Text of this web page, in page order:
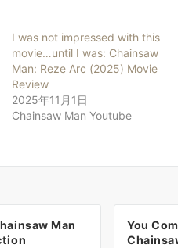
I was not impressed with this
movie…until I was: Chainsaw
Man: Reze Arc (2025) Movie
Review
2025年11月1日
Chainsaw Man Youtube
Man
You